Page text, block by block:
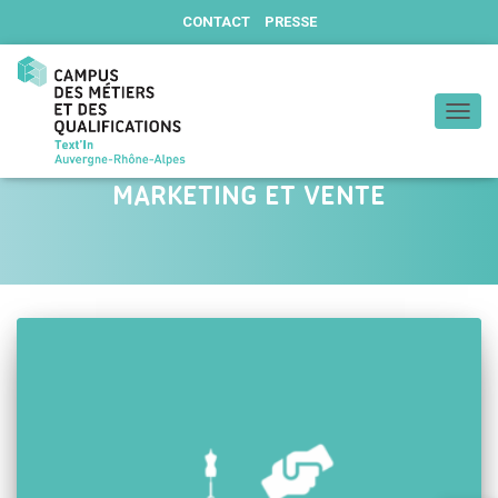
CONTACT PRESSE
MARKETING ET VENTE